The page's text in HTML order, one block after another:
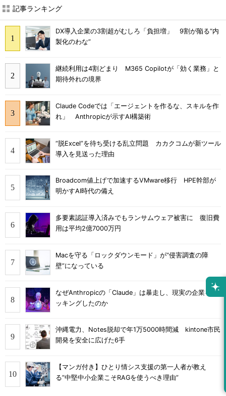
記事ランキング
DX導入企業の3割超がむしろ「負担増」 9割が陥る“内
製化のわな”
継続利用は4割どまり M365 Copilotが「効く業務」と
期待外れの境界
Claude Codeでは「エージェントを作るな、スキルを作
れ」 Anthropicが示すAI構築術
“脱Excel”を待ち受ける乱立問題 カカクコムが新ツール
導入を見送った理由
Broadcom値上げで加速するVMware移行 HPE幹部が
明かすAI時代の備え
多要素認証導入済みでもランサムウェア被害に 復旧費
用は平均2億7000万円
Macを守る「ロックダウンモード」が“侵害調査の障
壁”になっている
なぜAnthropicの「Claude」は暴走し、現実の企業をハ
ッキングしたのか
沖縄電力、Notes脱却で年1万5000時間減 kintone市民
開発を安全に広げた6手
【マンガ付き】ひとり情シス支援の第一人者が教え
る”中堅中小企業こそRAGを使うべき理由”